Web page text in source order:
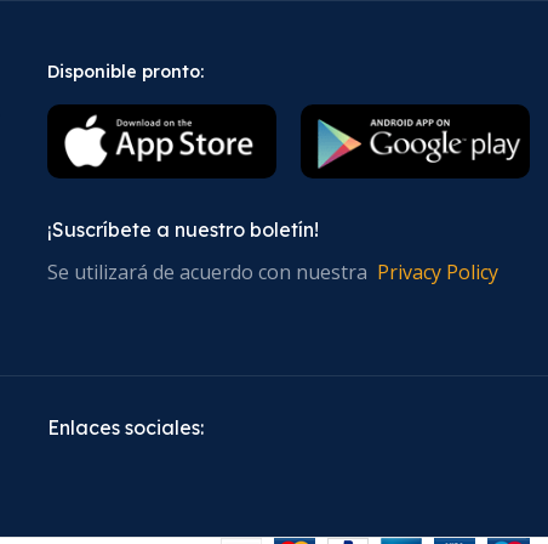
Disponible pronto:
¡Suscríbete a nuestro boletín!
Se utilizará de acuerdo con nuestra Privacy Policy
Enlaces sociales: